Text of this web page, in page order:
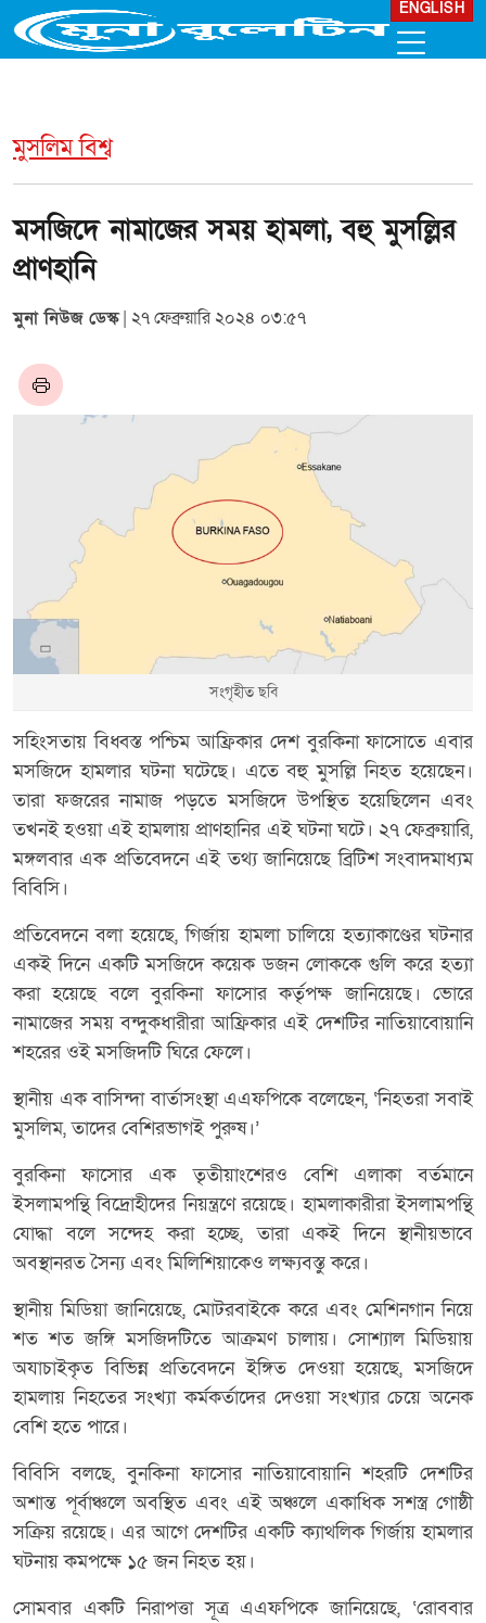
ENGLISH
মুসলিম বিশ্ব
মসজিদে নামাজের সময় হামলা, বহু মুসল্লির
প্রাণহানি
মুনা নিউজ ডেস্ক| ২৭ ফেব্রুয়ারি ২০২৪ ০৩:৫৭
সংগৃহীত ছবি
সহিংসতায় বিধ্বস্ত পশ্চিম আফ্রিকার দেশ বুরকিনা ফাসোতে এবার
মসজিদে হামলার ঘটনা ঘটেছে। এতে বহু মুসল্লি নিহত হয়েছেন।
তারা ফজরের নামাজ পড়তে মসজিদে উপস্থিত হয়েছিলেন এবং
তখনই হওয়া এই হামলায় প্রাণহানির এই ঘটনা ঘটে। ২৭ ফেব্রুয়ারি,
মঙ্গলবার এক প্রতিবেদনে এই তথ্য জানিয়েছে ব্রিটিশ সংবাদমাধ্যম
বিবিসি।
প্রতিবেদনে বলা হয়েছে, গির্জায় হামলা চালিয়ে হত্যাকাণ্ডের ঘটনার
একই দিনে একটি মসজিদে কয়েক ডজন লোককে গুলি করে হত্যা
করা হয়েছে বলে বুরকিনা ফাসোর কর্তৃপক্ষ জানিয়েছে। ভোরে
নামাজের সময় বন্দুকধারীরা আফ্রিকার এই দেশটির নাতিয়াবোয়ানি
শহরের ওই মসজিদটি ঘিরে ফেলে।
স্থানীয় এক বাসিন্দা বার্তাসংস্থা এএফপিকে বলেছেন, ‘নিহতরা সবাই
মুসলিম, তাদের বেশিরভাগই পুরুষ।’
বুরকিনা ফাসোর এক তৃতীয়াংশেরও বেশি এলাকা বর্তমানে
ইসলামপন্থি বিদ্রোহীদের নিয়ন্ত্রণে রয়েছে। হামলাকারীরা ইসলামপন্থি
যোদ্ধা বলে সন্দেহ করা হচ্ছে, তারা একই দিনে স্থানীয়ভাবে
অবস্থানরত সৈন্য এবং মিলিশিয়াকেও লক্ষ্যবস্তু করে।
স্থানীয় মিডিয়া জানিয়েছে, মোটরবাইকে করে এবং মেশিনগান নিয়ে
শত শত জঙ্গি মসজিদটিতে আক্রমণ চালায়। সোশ্যাল মিডিয়ায়
অযাচাইকৃত বিভিন্ন প্রতিবেদনে ইঙ্গিত দেওয়া হয়েছে, মসজিদে
হামলায় নিহতের সংখ্যা কর্মকর্তাদের দেওয়া সংখ্যার চেয়ে অনেক
বেশি হতে পারে।
বিবিসি বলছে, বুনকিনা ফাসোর নাতিয়াবোয়ানি শহরটি দেশটির
অশান্ত পূর্বাঞ্চলে অবস্থিত এবং এই অঞ্চলে একাধিক সশস্ত্র গোষ্ঠী
সক্রিয় রয়েছে। এর আগে দেশটির একটি ক্যাথলিক গির্জায় হামলার
ঘটনায় কমপক্ষে ১৫ জন নিহত হয়।
সোমবার একটি নিরাপত্তা সূত্র এএফপিকে জানিয়েছে, ‘রোববার